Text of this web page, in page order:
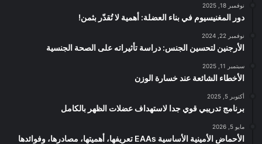
نوفمبر 18, 2025
دور المغنيسيوم في بناء العضلة: أهمية لا تُقدّر بثمن!
نوفمبر 22, 2024
الأرجنين لتحسين الجنس: دراسة تأثيراته على الصحة الجنسية
سبتمبر 11, 2025
الأخطاء الشائعة عند خسارة الوزن
أكتوبر 5, 2025
برنامج تدريبي قوي جدا لاستهداف عضلات الظهر بالكامل
مايو 5, 2026
الأحماض الأمينية الأساسية EAAs تعريفها، أهميتها، مصادرها، وفوائدها